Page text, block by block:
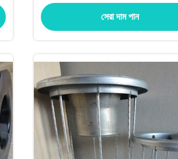
সেরা দাম পান